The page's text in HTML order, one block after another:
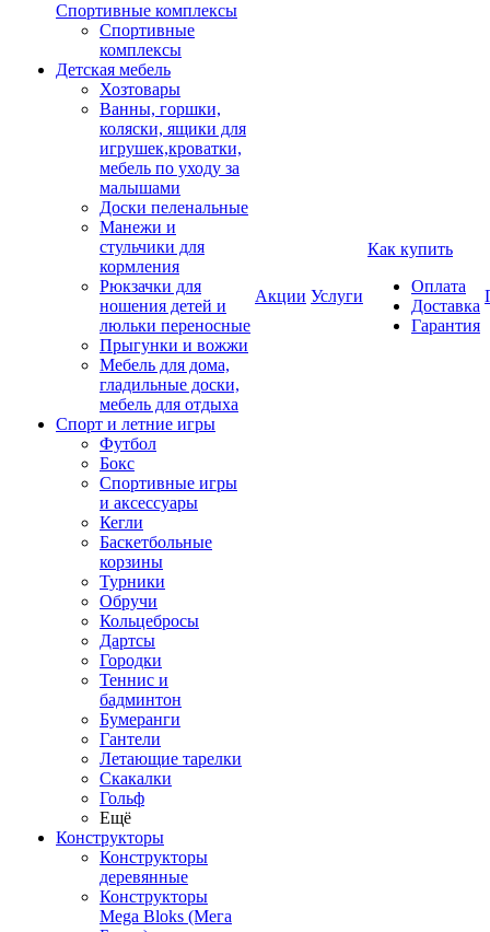
Спортивные комплексы
Спортивные
комплексы
Детская мебель
Хозтовары
Ванны, горшки,
коляски, ящики для
игрушек,кроватки,
мебель по уходу за
малышами
Доски пеленальные
Манежи и
стульчики для
кормления
Рюкзачки для
ношения детей и
люльки переносные
Прыгунки и вожжи
Мебель для дома,
гладильные доски,
мебель для отдыха
Спорт и летние игры
Футбол
Бокс
Спортивные игры
и аксессуары
Кегли
Баскетбольные
корзины
Турники
Обручи
Кольцебросы
Дартсы
Городки
Теннис и
бадминтон
Бумеранги
Гантели
Летающие тарелки
Скакалки
Гольф
Ещё
Конструкторы
Конструкторы
деревянные
Конструкторы
Mega Bloks (Мега
Акции Услуги
Как купить
Оплата
Доставка
Гарантия